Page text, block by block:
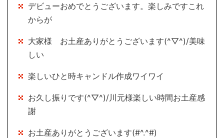
デビューおめでとうございます。楽しみですこれ
からが
大家様 お土産ありがとうございます(^▽^)/美味
しい
楽しいひと時キャンドル作成ワイワイ
お久し振りです(^▽^)/川元様楽しい時間お土産感
謝
お土産ありがとうございます(#^.^#)